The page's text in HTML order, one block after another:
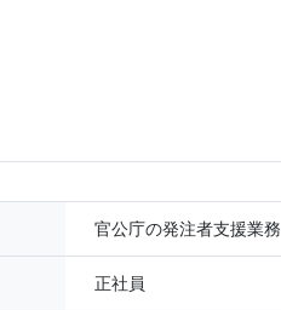
官公庁の発注者支援業務
正社員